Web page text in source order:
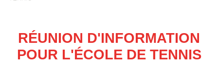
RÉUNION D'INFORMATION
POUR L'ÉCOLE DE TENNIS